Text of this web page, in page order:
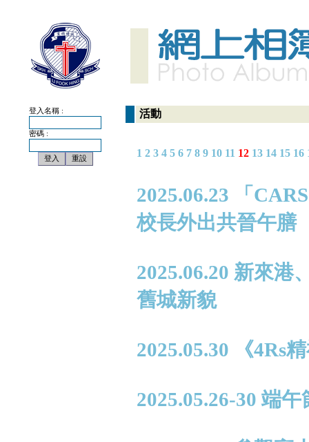
登入名稱 :
密碼 :
活動
1 2 3 4 5 6 7 8 9 10 11 12 13 14 15 16
2025.06.23 「
校長外出共晉午膳
2025.06.20 新來港
舊城新貌
2025.05.30 《4Rs
2025.05.26-30 端